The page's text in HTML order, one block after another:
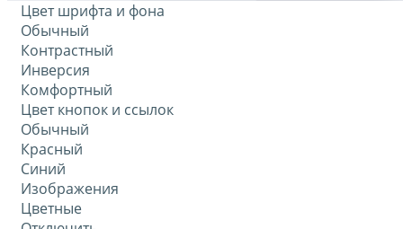
Цвет шрифта и фона
Обычный
Контрастный
Инверсия
Комфортный
Цвет кнопок и ссылок
Обычный
Красный
Синий
Изображения
Цветные